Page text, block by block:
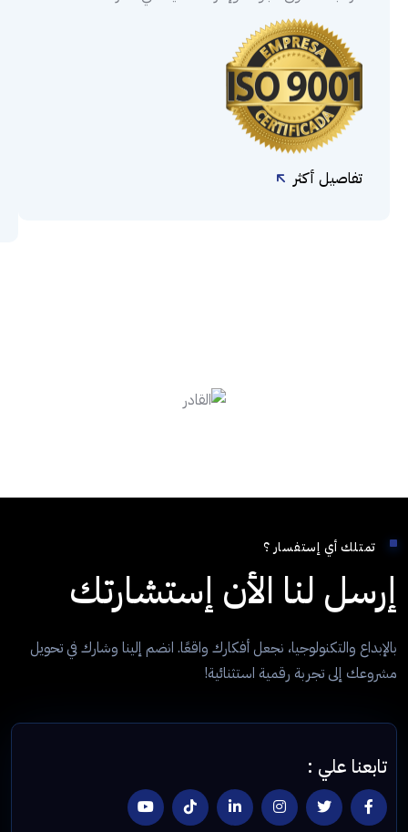
تفاصيل أكثر
تمتلك أي إستفسار ؟
إرسل لنا الأن إستشارتك
بالإبداع والتكنولوجيا، نجعل أفكارك واقعًا. انضم إلينا وشارك في تحويل
مشروعك إلى تجربة رقمية استثنائية!
تابعنا علي :